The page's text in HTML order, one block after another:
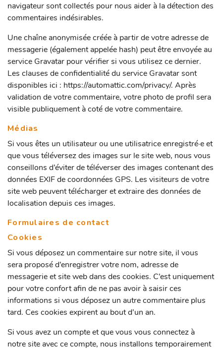
navigateur sont collectés pour nous aider à la détection des
commentaires indésirables.
Une chaîne anonymisée créée à partir de votre adresse de
messagerie (également appelée hash) peut être envoyée au
service Gravatar pour vérifier si vous utilisez ce dernier.
Les clauses de confidentialité du service Gravatar sont
disponibles ici : https://automattic.com/privacy/. Après
validation de votre commentaire, votre photo de profil sera
visible publiquement à coté de votre commentaire.
Médias
Si vous êtes un utilisateur ou une utilisatrice enregistré·e et
que vous téléversez des images sur le site web, nous vous
conseillons d’éviter de téléverser des images contenant des
données EXIF de coordonnées GPS. Les visiteurs de votre
site web peuvent télécharger et extraire des données de
localisation depuis ces images.
Formulaires de contact
Cookies
Si vous déposez un commentaire sur notre site, il vous
sera proposé d’enregistrer votre nom, adresse de
messagerie et site web dans des cookies. C’est uniquement
pour votre confort afin de ne pas avoir à saisir ces
informations si vous déposez un autre commentaire plus
tard. Ces cookies expirent au bout d’un an.
Si vous avez un compte et que vous vous connectez à
notre site avec ce compte, nous installons temporairement